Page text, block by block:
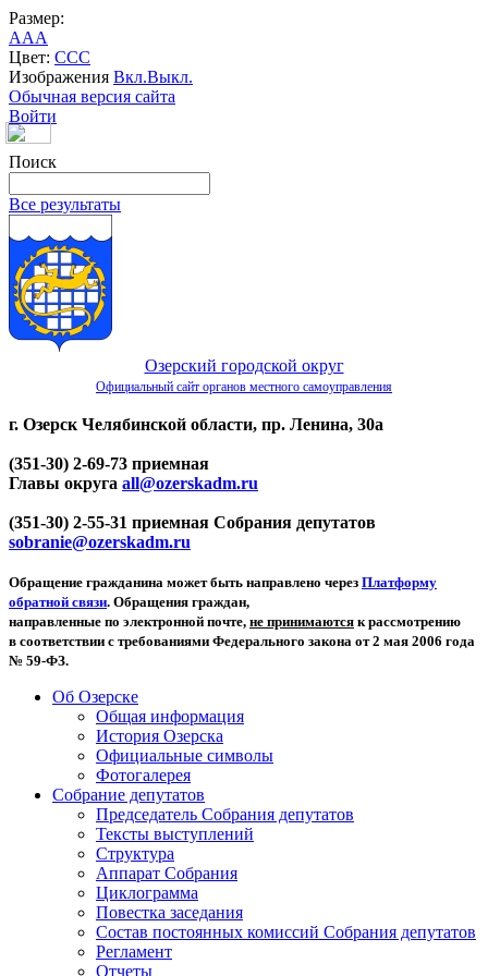
Размер:
AAA
Цвет: CCC
Изображения Вкл.Выкл.
Обычная версия сайта
Войти
Поиск
Все результаты
Озерский городской округ
Официальный сайт органов местного самоуправления
г. Озерск Челябинской области, пр. Ленина, 30а
(351-30) 2-69-73 приемная
Главы округа all@ozerskadm.ru
(351-30) 2-55-31 приемная Собрания депутатов
sobranie@ozerskadm.ru
Обращение гражданина может быть направлено через Платформу
обратной связи. Обращения граждан,
направленные по электронной почте, не принимаются к рассмотрению
в соответствии с требованиями Федерального закона от 2 мая 2006 года
№ 59-ФЗ.
Об Озерске
Общая информация
История Озерска
Официальные символы
Фотогалерея
Собрание депутатов
Председатель Собрания депутатов
Тексты выступлений
Структура
Аппарат Собрания
Циклограмма
Повестка заседания
Состав постоянных комиссий Собрания депутатов
Регламент
Отчеты